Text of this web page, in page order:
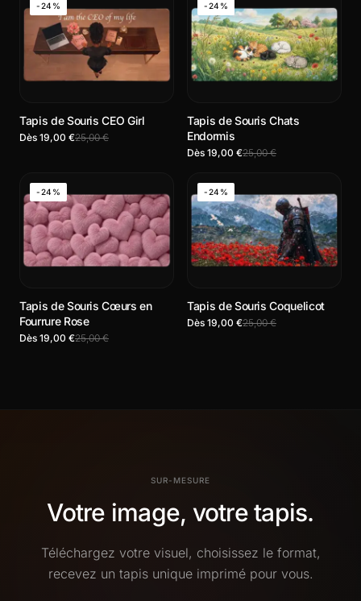
-24%
Tapis de Souris CEO Girl
Dès 19,00 €25,00 €
-24%
Tapis de Souris Chats
Endormis
Dès 19,00 €25,00 €
-24%
Tapis de Souris Cœurs en
Fourrure Rose
Dès 19,00 €25,00 €
-24%
Tapis de Souris Coquelicot
Dès 19,00 €25,00 €
SUR-MESURE
Votre image, votre tapis.
Téléchargez votre visuel, choisissez le format,
recevez un tapis unique imprimé pour vous.